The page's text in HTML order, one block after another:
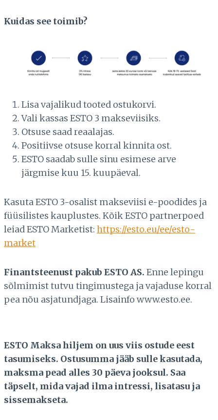
Kuidas see toimib?
Lisa vajalikud tooted ostukorvi.
Vali kassas ESTO 3 makseviisiks.
Otsuse saad reaalajas.
Positiivse otsuse korral kinnita ost.
ESTO saadab sulle sinu esimese arve
järgmise kuu 15. kuupäeval.
Kasuta ESTO 3-osalist makseviisi e-poodides ja
füüsilistes kauplustes. Kõik ESTO partnerpoed
leiad ESTO Marketist: https://esto.eu/ee/esto-
market
Finantsteenust pakub ESTO AS. Enne lepingu
sõlmimist tutvu tingimustega ja vajaduse korral
pea nõu asjatundjaga. Lisainfo www.esto.ee.
ESTO Maksa hiljem on uus viis ostude eest
tasumiseks. Ostusumma jääb sulle kasutada,
maksma pead alles 30 päeva jooksul. Saa
täpselt, mida vajad ilma intressi, lisatasu ja
sissemakseta.